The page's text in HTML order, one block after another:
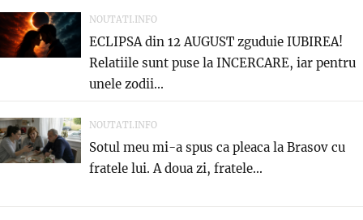
NOUTATI.INFO
ECLIPSA din 12 AUGUST zguduie IUBIREA!
Relatiile sunt puse la INCERCARE, iar pentru
unele zodii...
NOUTATI.INFO
Sotul meu mi-a spus ca pleaca la Brasov cu
fratele lui. A doua zi, fratele...